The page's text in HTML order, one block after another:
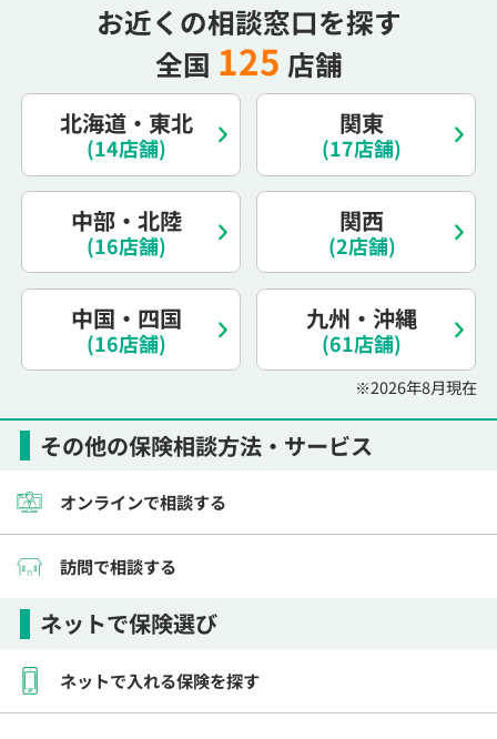
その他の保険相談方法・サービス
オンラインで相談する
訪問で相談する
ネットで保険選び
ネットで入れる保険を探す
お近くの相談窓口を探す
全国 125 店舗
北海道・東北
(14店舗)
関東
(17店舗)
中部・北陸
(16店舗)
関西
(2店舗)
中国・四国
(16店舗)
九州・沖縄
(61店舗)
※2026年8月現在